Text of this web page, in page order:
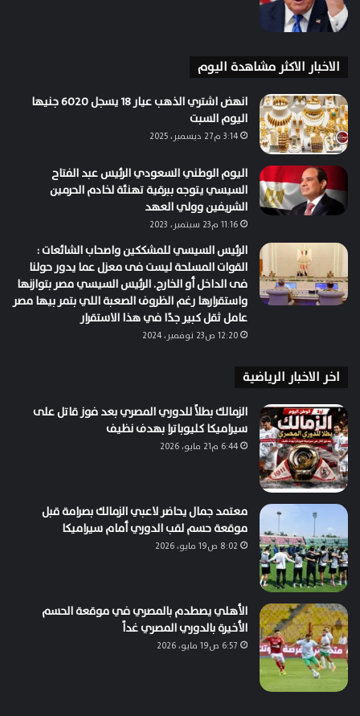
الاخبار الاكثر مشاهدة اليوم
انهض اشتري الذهب عيار 18 يسجل 6020 جنيها
اليوم السبت
3:14 م27 ديسمبر، 2025
اليوم الوطني السعودي الرئيس عبد الفتاح
السيسي يتوجه ببرقية تهنئة لخادم الحرمين
الشريفين وولي العهد
11:16 م23 سبتمبر، 2023
الرئيس السيسي للمشككين واصحاب الشائعات :
القوات المسلحة ليست فى معزل عما يدور حولنا
فى الداخل أو الخارج. الرئيس السيسي مصر بتوازنها
واستقرارها رغم الظروف الصعبة اللي بتمر بيها مصر
عامل ثقل كبير جدًا في هذا الاستقرار
12:20 ص23 نوفمبر، 2024
اخر الاخبار الرياضية
الزمالك بطلاً للدوري المصري بعد فوز قاتل على
سيراميكا كليوباترا بهدف نظيف
6:44 م21 مايو، 2026
معتمد جمال يحاضر لاعبي الزمالك بصرامة قبل
موقعة حسم لقب الدوري أمام سيراميكا
8:02 ص19 مايو، 2026
الأهلي يصطدم بالمصري في موقعة الحسم
الأخيرة بالدوري المصري غداً
6:57 ص19 مايو، 2026